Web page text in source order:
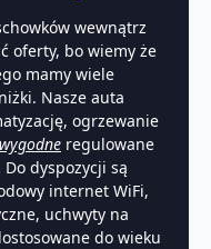
wewnątrz
oferty, bo wiemy że
mamy wiele
Nasze auta
ogrzewanie
wygodne regulowane
dyspozycji są
internet WiFi,
uchwyty na
do wieku